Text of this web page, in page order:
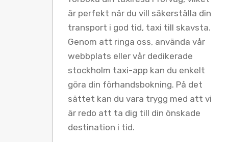
är perfekt när du vill säkerställa din
transport i god tid, taxi till skavsta.
Genom att ringa oss, använda vår
webbplats eller vår dedikerade
stockholm taxi-app kan du enkelt
göra din förhandsbokning. På det
sättet kan du vara trygg med att vi
är redo att ta dig till din önskade
destination i tid.